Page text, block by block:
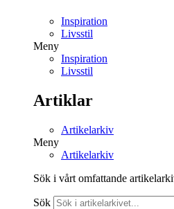
Inspiration
Livsstil
Meny
Inspiration
Livsstil
Artiklar
Artikelarkiv
Meny
Artikelarkiv
Sök i vårt omfattande
Sök